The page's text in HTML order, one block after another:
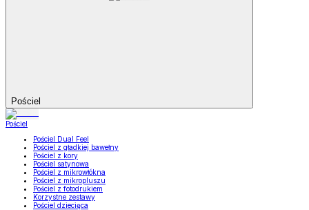
Pościel
Pościel
Pościel Dual Feel
Pościel z gładkiej bawełny
Pościel z kory
Pościel satynowa
Pościel z mikrowłókna
Pościel z mikropluszu
Pościel z fotodrukiem
Korzystne zestawy
Pościel dziecięca